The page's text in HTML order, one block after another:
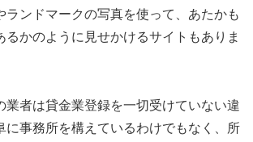
ランドマークの写真を使って、あたかも
るかのように見せかけるサイトもありま
業者は貸金業登録を一切受けていない違
に事務所を構えているわけでもなく、所